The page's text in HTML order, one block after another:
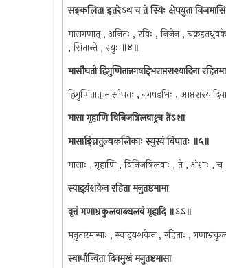
सङ्कलिता इतरेऽथ च ते स्यिः क्षेपयुता
मासगणात् , अनितः , रविः , निजेन ,
, सितान्ते , स्युः ॥४॥
मासौघतो द्विगुणितान्नगषड्भिराप्तराश्यादिना
द्विगुणितात् मासौघतः , नगषडभिः ,
मासा गृहाणि विनिजत्रिलवाश्र्च तेंऽशा
मासाङ्घ्रितुल्यकलिकाः स्युरयं विपातः ॥५॥
मासाः , गृहाणि , विनिजत्रिलवाः , ते , अंशाः
स्वाद्र्य़ंशकेन रहिता मनुतष्टमामा
वृत्तं गणाभ्रकुलवाढ्यलवं गृहादि ॥ऽऽ॥
मनुतष्टमासाः , स्वाद्र्य़शकेन , रहिताः ,
स्वार्धान्विता दिनमुखं मनुतष्टमासा